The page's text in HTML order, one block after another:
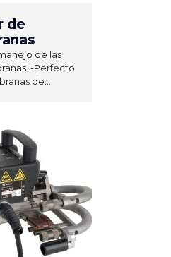
de
de las
-Perfecto
de...